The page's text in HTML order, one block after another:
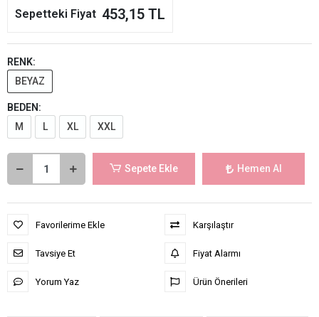
Sepetteki Fiyat 453,15 TL
RENK:
BEYAZ
BEDEN:
M
L XL XXL
Sepete Ekle Hemen Al
Favorilerime Ekle
Tavsiye Et
Yorum Yaz
Karşılaştır
Fiyat Alarmı
Ürün Önerileri